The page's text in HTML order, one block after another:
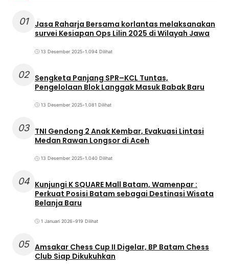
01
Jasa Raharja Bersama korlantas melaksanakan
survei Kesiapan Ops Lilin 2025 di Wilayah Jawa
13 Desember 2025•1.094 Dilihat
02 Sengketa Panjang SPR–KCL Tuntas,
Pengelolaan Blok Langgak Masuk Babak Baru
13 Desember 2025•1.081 Dilihat
03 TNI Gendong 2 Anak Kembar, Evakuasi Lintasi
Medan Rawan Longsor di Aceh
13 Desember 2025•1.040 Dilihat
04 Kunjungi K SQUARE Mall Batam, Wamenpar :
Perkuat Posisi Batam sebagai Destinasi Wisata
Belanja Baru
1 Januari 2026•919 Dilihat
05 Amsakar Chess Cup II Digelar, BP Batam Chess
Club Siap Dikukuhkan